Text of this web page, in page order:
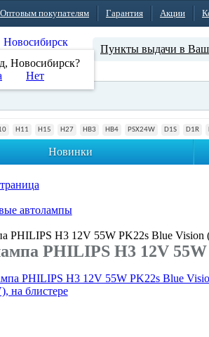
Оптовым покупателям Гарантия Акции
Новосибирск
Новосибирск?
Нет
Пункты выдачи в
H11 H15 H27 HB3 HB4 PSX24W D1S D1R
Новинки
автолампы
PHILIPS H3 12V 55W PK22s Blue Vision
PHILIPS H3 12V 55W